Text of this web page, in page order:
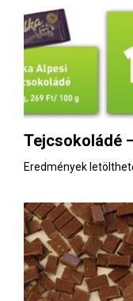
Tejcsokoládé
Eredmények